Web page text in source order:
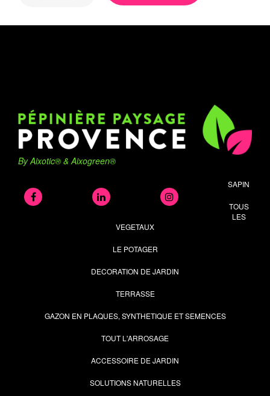
By Aixotic® & Aixogreen®
SAPIN
TOUS
LES
VEGETAUX
LE POTAGER
DECORATION DE JARDIN
TERRASSE
GAZON EN PLAQUES, SYNTHETIQUE ET SEMENCES
TOUT L'ARROSAGE
ACCESSOIRE DE JARDIN
SOLUTIONS NATURELLES